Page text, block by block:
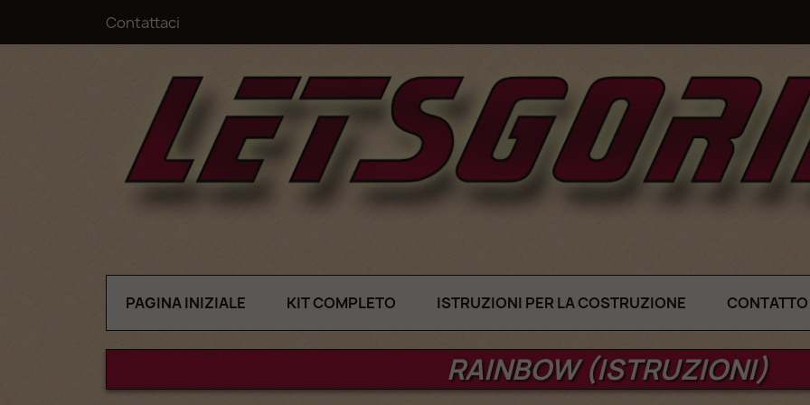
Contattaci
PAGINA INIZIALE KIT COMPLETO ISTRUZIONI PER LA COSTRUZIONE CONTATTO
RAINBOW (ISTRUZIONI)